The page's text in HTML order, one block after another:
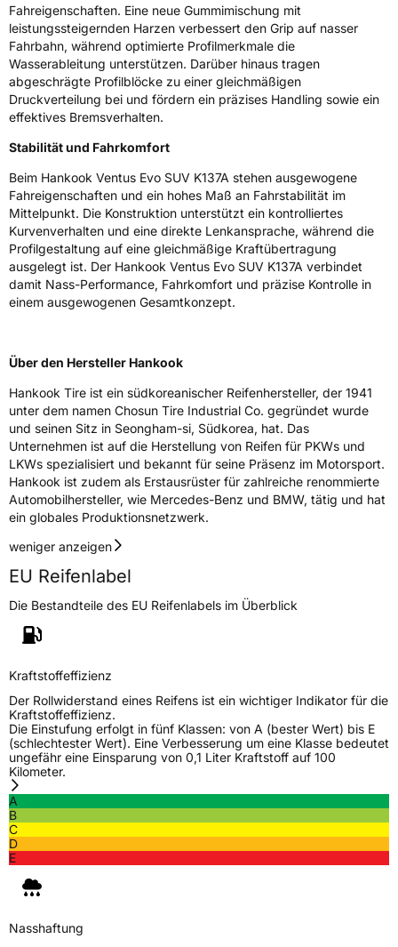
Allgemeine Produktsicherheit (GPSR)
HerstellerkontaktHankook Tire Europe GmbH, Siemensstr. 14
D-63263 Neu-Isenburg Deutschland,
technik@hankookreifen.de
Fahreigenschaften. Eine neue Gummimischung mit
leistungssteigernden Harzen verbessert den Grip auf nasser
Fahrbahn, während optimierte Profilmerkmale die
Wasserableitung unterstützen. Darüber hinaus tragen
abgeschrägte Profilblöcke zu einer gleichmäßigen
Druckverteilung bei und fördern ein präzises Handling sowie ein
effektives Bremsverhalten.
Stabilität und Fahrkomfort
Beim Hankook Ventus Evo SUV K137A stehen ausgewogene
Fahreigenschaften und ein hohes Maß an Fahrstabilität im
Mittelpunkt. Die Konstruktion unterstützt ein kontrolliertes
Kurvenverhalten und eine direkte Lenkansprache, während die
Profilgestaltung auf eine gleichmäßige Kraftübertragung
ausgelegt ist. Der Hankook Ventus Evo SUV K137A verbindet
damit Nass-Performance, Fahrkomfort und präzise Kontrolle in
einem ausgewogenen Gesamtkonzept.
Über den Hersteller Hankook
Hankook Tire ist ein südkoreanischer Reifenhersteller, der 1941
unter dem namen Chosun Tire Industrial Co. gegründet wurde
und seinen Sitz in Seongham-si, Südkorea, hat. Das
Unternehmen ist auf die Herstellung von Reifen für PKWs und
LKWs spezialisiert und bekannt für seine Präsenz im Motorsport.
Hankook ist zudem als Erstausrüster für zahlreiche renommierte
Automobilhersteller, wie Mercedes-Benz und BMW, tätig und hat
ein globales Produktionsnetzwerk.
weniger anzeigen
EU Reifenlabel
Die Bestandteile des EU Reifenlabels im Überblick
Kraftstoffeffizienz
Der Rollwiderstand eines Reifens ist ein wichtiger Indikator für die
Kraftstoffeffizienz.
Die Einstufung erfolgt in fünf Klassen: von A (bester Wert) bis E
(schlechtester Wert). Eine Verbesserung um eine Klasse bedeutet
ungefähr eine Einsparung von 0,1 Liter Kraftstoff auf 100
Kilometer.
A
B
C
D
E
Nasshaftung